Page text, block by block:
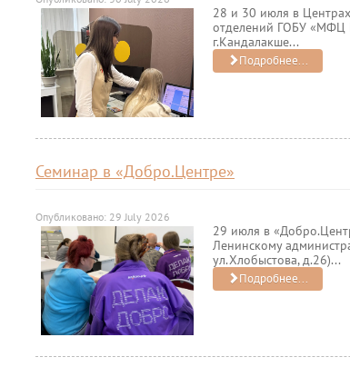
28 и 30 июля в
отделений ГОБУ «МФЦ
г.Кандалакше...
Подробнее...
Семинар в «Добро.Центре»
Опубликовано: 29 July 2026
29 июля в
Ленинскому
ул.Хлобыстова, д.26)...
Подробнее...